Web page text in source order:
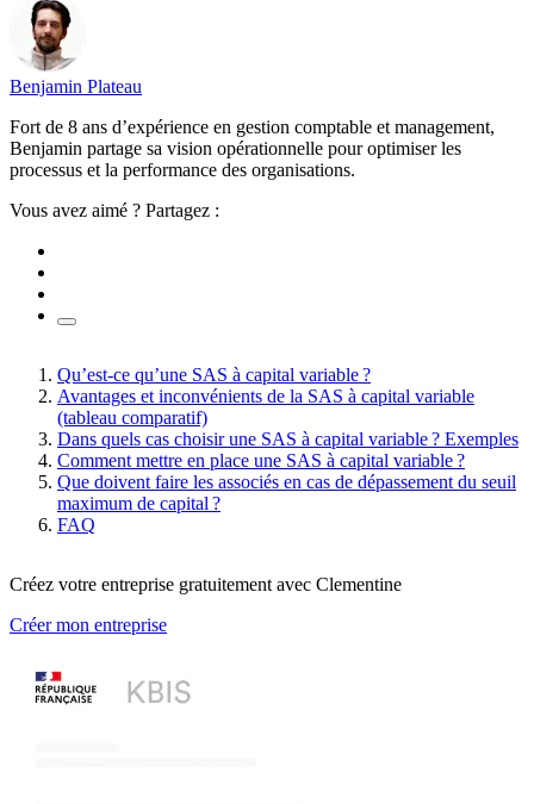
Benjamin Plateau
Fort de 8 ans d’expérience en gestion comptable et management,
Benjamin partage sa vision opérationnelle pour optimiser les
processus et la performance des organisations.
Vous avez aimé ? Partagez :
Qu’est-ce qu’une SAS à capital variable ?
Avantages et inconvénients de la SAS à capital variable
(tableau comparatif)
Dans quels cas choisir une SAS à capital variable ? Exemples
Comment mettre en place une SAS à capital variable ?
Que doivent faire les associés en cas de dépassement du seuil
maximum de capital ?
FAQ
Créez votre entreprise gratuitement avec Clementine
Créer mon entreprise